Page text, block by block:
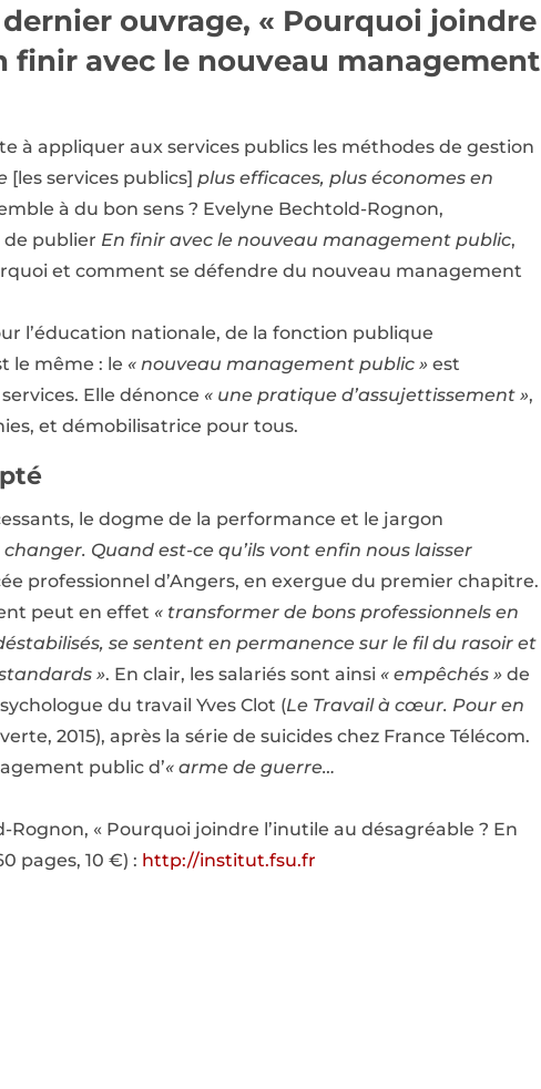
ouvrage, « Pourquoi joindre
finir avec le nouveau management
à appliquer aux services publics les méthodes de gestion
[les services publics] plus efficaces, plus économes en
à du bon sens ? Evelyne Bechtold-Rognon,
de publier En finir avec le nouveau management public,
et comment se défendre du nouveau management
l’éducation nationale, de la fonction publique
le même : le « nouveau management public »est
Elle dénonce « une pratique d’assujettissement »,
et démobilisatrice pour tous.
le dogme de la performance et le jargon
Quand est-ce qu’ils vont enfin nous laisser
professionnel d’Angers, en exergue du premier chapitre.
peut en effet « transformer de bons professionnels en
se sentent en permanence sur le fil du rasoir et
». En clair, les salariés sont ainsi « empêchés »de
du travail Yves Clot (Le Travail à cœur. Pour en
2015), après la série de suicides chez France Télécom.
public d’« arme de guerre…
Rognon, « Pourquoi joindre l’inutile au désagréable ? En
pages, 10 €) : http://institut.fsu.fr